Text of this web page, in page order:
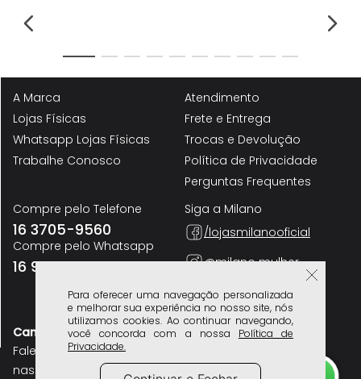
Para oferecer uma navegação personalizada
e melhorar sua experiência no nosso site, nós
utilizamos cookies. Ao continuar navegando,
você concorda com a nossa Política de
Privacidade.
Inverno 2026
A Marca
Trabalhe Conosco
Atendimento
Frete e Entrega
Política de Privacidade
Perguntas Frequentes
Compre pelo Telefone
16 3705-9560
Compre pelo Whatsapp
16 98200-0043
Siga a Milano
/lojasmilanooficial
@milano mulher